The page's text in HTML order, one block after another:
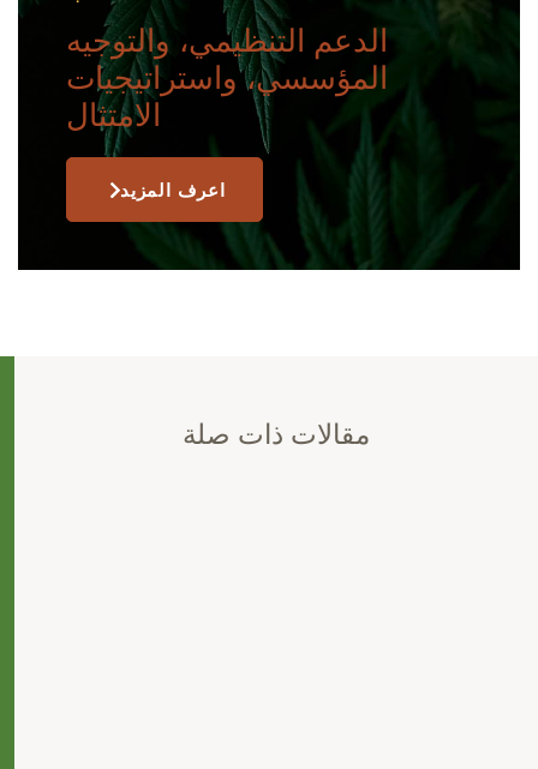
الدعم التنظيمي، والتوجيه
المؤسسي، واستراتيجيات
الامتثال
اعرف المزيد
مقالات ذات صلة